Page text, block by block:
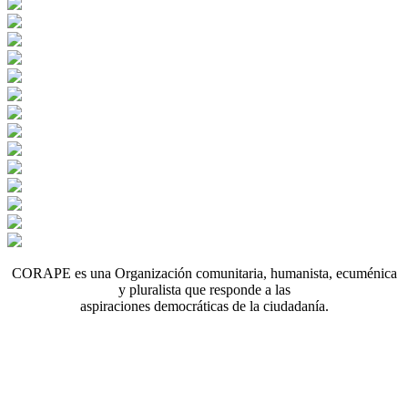
CORAPE es una Organización comunitaria, humanista, ecuménica
y pluralista que responde a las
aspiraciones democráticas de la ciudadanía.